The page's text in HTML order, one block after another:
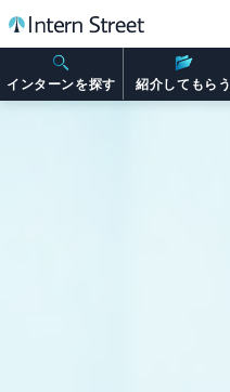
インターンを探す 紹介してもらう